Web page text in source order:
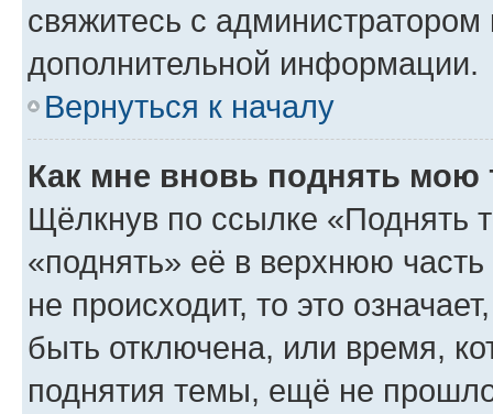
свяжитесь с
дополнительной информации.
Вернуться к началу
Как мне вновь поднять мою
Щёлкнув по ссылке «Поднять
«поднять» её в верхнюю
не происходит, то это
быть отключена, или время,
поднятия темы, ещё не